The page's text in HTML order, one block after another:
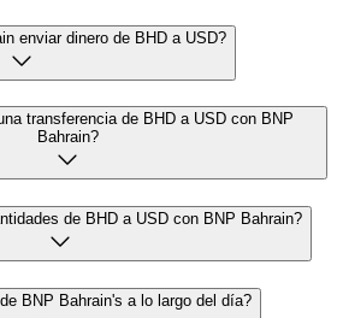
enviar dinero de BHD a USD?
transferencia de BHD a USD con BNP
Bahrain?
de BHD a USD con BNP Bahrain?
BNP Bahrain's a lo largo del día?